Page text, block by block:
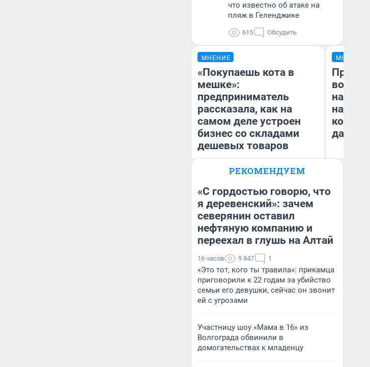
что известно об атаке на
пляж в Геленджике
615 Обсудить
МНЕНИЕ
«Покупаешь кота в
мешке»:
предприниматель
рассказала, как на
самом деле устроен
бизнес со складами
дешевых товаров
Наталья Шорохова
деньги соцразвития
МНЕНИЕ
нам
даже
РЕКОМЕНДУЕМ
«С гордостью говорю, что
я деревенский»: зачем
северянин оставил
нефтяную компанию и
переехал в глушь на Алтай
16 часов 9 847 1
«Это тот, кого ты травила»: прикамца
приговорили к 22 годам за убийство
семьи его девушки, сейчас он звонит
ей с угрозами
Участницу шоу «Мама в 16» из
Волгограда обвинили в
домогательствах к младенцу